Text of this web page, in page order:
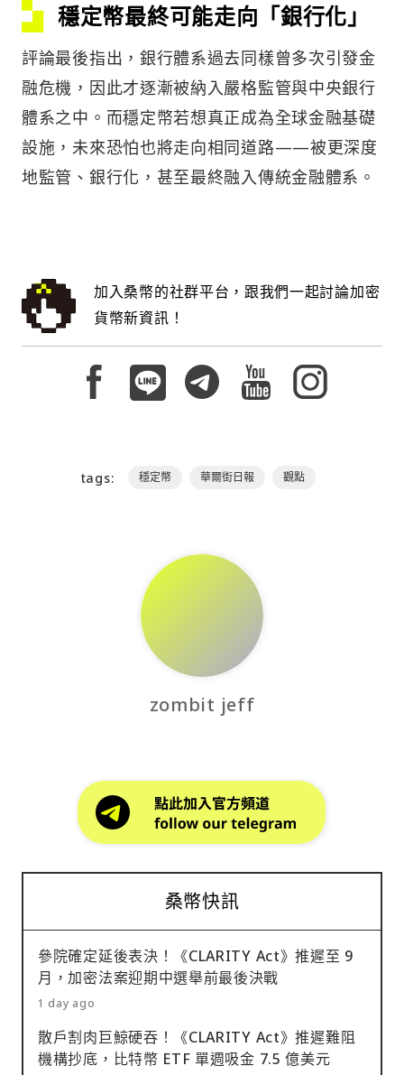
穩定幣最終可能走向「銀行化」
評論最後指出，銀行體系過去同樣曾多次引發金
融危機，因此才逐漸被納入嚴格監管與中央銀行
體系之中。而穩定幣若想真正成為全球金融基礎
設施，未來恐怕也將走向相同道路——被更深度
地監管、銀行化，甚至最終融入傳統金融體系。
加入桑幣的社群平台，跟我們一起討論加密
貨幣新資訊！
tags: 穩定幣 華爾街日報 觀點
zombit jeff
桑幣快訊
參院確定延後表決！《CLARITY Act》推遲至 9
月，加密法案迎期中選舉前最後決戰
1 day ago
散戶割肉巨鯨硬吞！《CLARITY Act》推遲難阻
機構抄底，比特幣 ETF 單週吸金 7.5 億美元